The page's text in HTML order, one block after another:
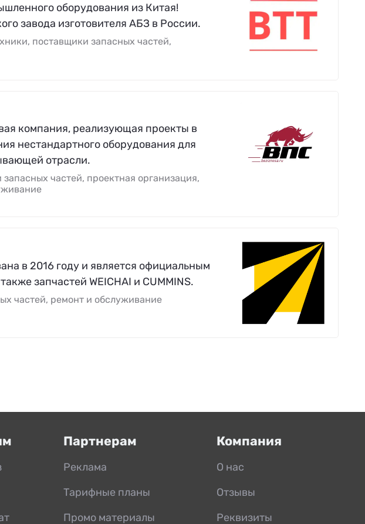
оборудования из Китая!
завода изготовителя АБЗ в России.
поставщики запасных частей,
компания, реализующая проекты в
нестандартного оборудования для
отрасли.
частей, проектная организация,
в 2016 году и является официальным
запчастей WEICHAI и CUMMINS.
частей, ремонт и обслуживание
Партнерам
Реклама
Тарифные планы
Промо материалы
Компания
О нас
Отзывы
Реквизиты